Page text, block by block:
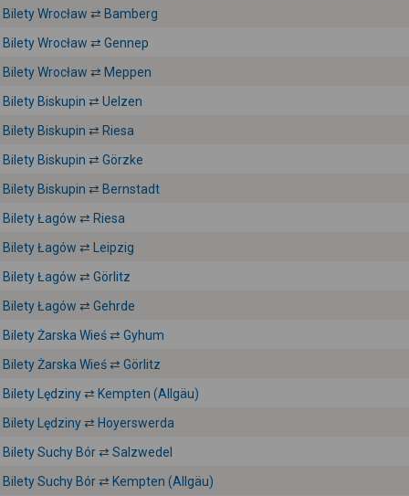
Bilety Wrocław ⇄ Bamberg
Bilety Wrocław ⇄ Gennep
Bilety Wrocław ⇄ Meppen
Bilety Biskupin ⇄ Uelzen
Bilety Biskupin ⇄ Riesa
Bilety Biskupin ⇄ Görzke
Bilety Biskupin ⇄ Bernstadt
Bilety Łagów ⇄ Riesa
Bilety Łagów ⇄ Leipzig
Bilety Łagów ⇄ Görlitz
Bilety Łagów ⇄ Gehrde
Bilety Żarska Wieś ⇄ Gyhum
Bilety Żarska Wieś ⇄ Görlitz
Bilety Lędziny ⇄ Kempten (Allgäu)
Bilety Lędziny ⇄ Hoyerswerda
Bilety Suchy Bór ⇄ Salzwedel
Bilety Suchy Bór ⇄ Kempten (Allgäu)